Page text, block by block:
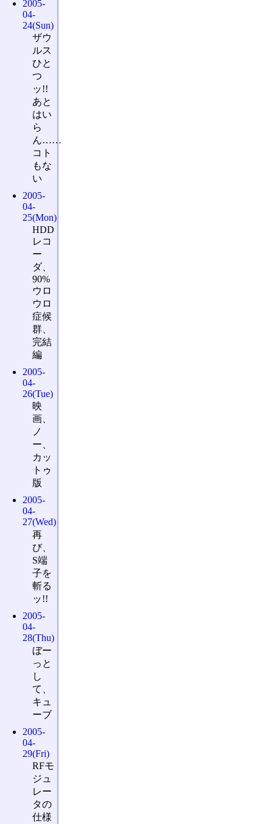
2005-
04-
24(Sun)
ザウ
ルス
ひと
つ
ッ!!
あと
はい
ら
ん……
コト
もな
い
2005-
04-
25(Mon)
HDD
レコ
ー
ダ、
90%
ウロ
ウロ
症候
群、
完結
編
2005-
04-
26(Tue)
映
画、
ノ
ー、
カッ
トゥ
版
2005-
04-
27(Wed)
再
び、
S端
子を
斬る
ッ!!
2005-
04-
28(Thu)
ぼー
っと
し
て、
キュ
ーブ
2005-
04-
29(Fri)
RFモ
ジュ
レー
タの
仕様